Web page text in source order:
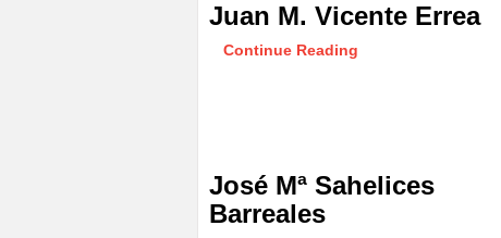
Juan M. Vicente Errea
Continue Reading
José Mª Sahelices
Barreales